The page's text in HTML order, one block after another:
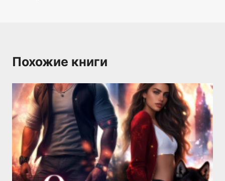
Похожие книги